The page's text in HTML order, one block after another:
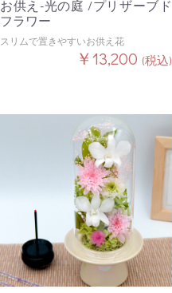
お供え-光の庭 /プリザーブド
フラワー
スリムで置きやすいお供え花
￥13,200 (税込)